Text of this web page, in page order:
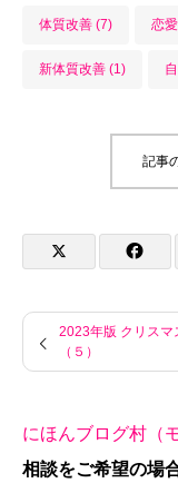
体質改善 (7) 恋
新体質改善 (1)
記事
2023年版 クリスマ
（５）
にほんブログ村（
相談をご希望の場